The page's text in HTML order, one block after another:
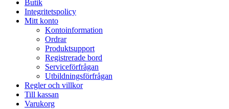
Butik
Integritetspolicy
Mitt konto
Kontoinformation
Ordrar
Produktsupport
Registrerade bord
Serviceförfrågan
Utbildningsförfrågan
Regler och villkor
Till kassan
Varukorg